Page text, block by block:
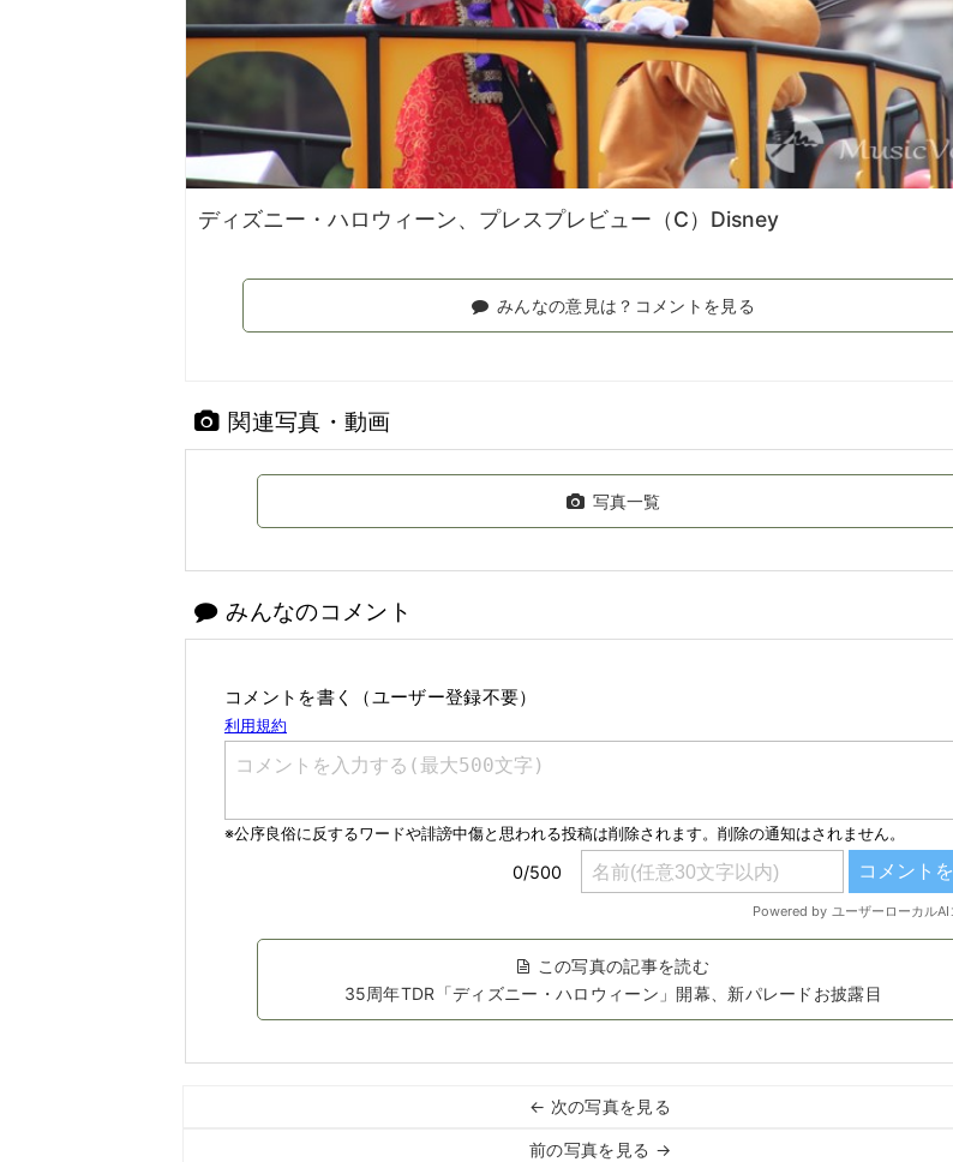
ディズニー・ハロウィーン、プレスプレビュー（C）Disney
みんなの意見は？コメントを見る
関連写真・動画
写真一覧
みんなのコメント
コメントを書く（ユーザー登録不要）
この写真の記事を読む
35周年TDR「ディズニー・ハロウィーン」開幕、新パレードお披露目
← 次の写真を見る
前の写真を見る →